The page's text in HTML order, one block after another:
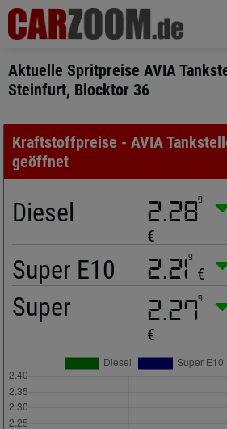
Aktuelle Spritpreise AVIA
Steinfurt, Blocktor 36
Kraftstoffpreise - AVIA
geöffnet
Diesel 2.289
€
Super E10 2.219
€
Super 2.279
€